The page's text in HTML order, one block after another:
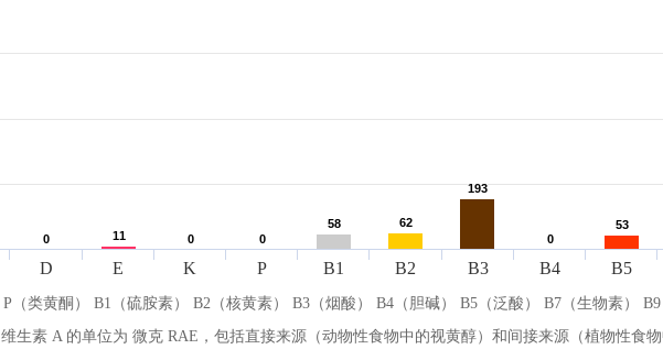
0
0 11
11 0
0 0
0
58
58 62
62
193
193
0
0
53
53
D E K P B1 B2 B3 B4 B5
P（类黄酮） B1（硫胺素） B2（核黄素） B3（烟酸） B4（胆碱） B5（泛酸） B7（生物素） B9
维生素 A 的单位为 微克 RAE，包括直接来源（动物性食物中的视黄醇）和间接来源（植物性食物